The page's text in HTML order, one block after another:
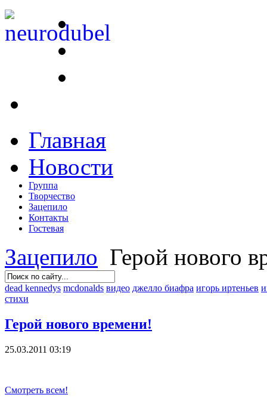
Главная
Новости
Группа
Творчество
Зацепило
Контакты
Гостевая
Зацепило Герой нового
dead kennedys mcdonalds видео джелло биафра игорь иртеньев
стихи
Герой нового времени!
25.03.2011 03:19
Смотреть всем!